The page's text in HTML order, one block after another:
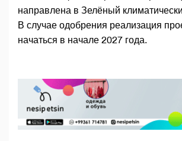
направлена в Зелёный
В случае одобрения реализация
начаться в начале 2027 года.